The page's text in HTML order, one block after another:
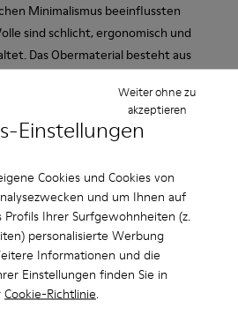
Einstellungen
Cookies und Cookies von
und um Ihnen auf
Profils Ihrer Surfgewohnheiten (z.
personalisierte Werbung
Informationen und die
Einstellungen finden Sie in
Cookie-Richtlinie.
Weiter ohne zu
akzeptieren
Minimalismus beeinflussten
sind schlicht, ergonomisch und
Das Obermaterial besteht aus
Das gemütliche Innenfutter
recyceltes Gummi entlang der
Halt sorgt.
Halt
winterfest – optimale